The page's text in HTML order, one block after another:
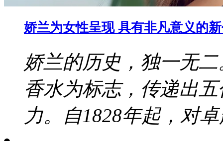
娇兰为女性呈现 具有非凡意义的
娇兰的历史，独一无
香水为标志，传递出
力。自1828年起，对